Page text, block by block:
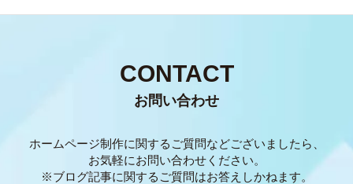
CONTACT
お問い合わせ
ホームページ制作に関するご質問などございましたら、
お気軽にお問い合わせください。
※ブログ記事に関するご質問はお答えしかねます。